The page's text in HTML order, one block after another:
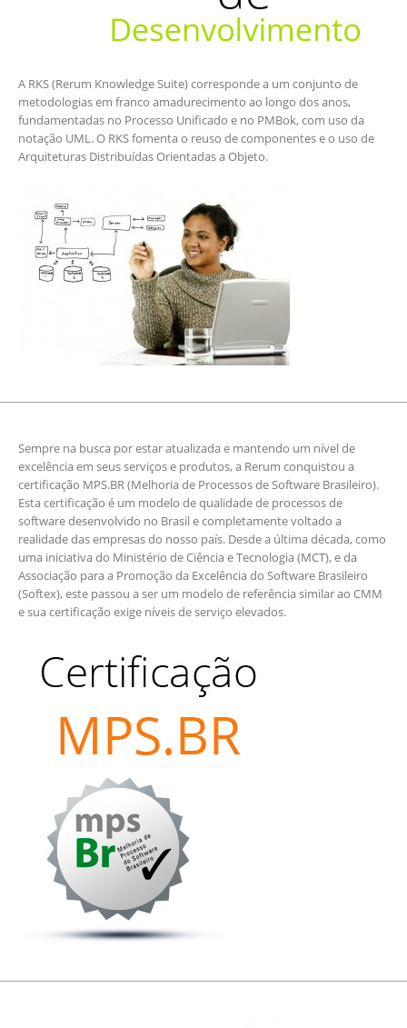
A RKS (Rerum Knowledge Suite) corresponde a um conjunto de
metodologias em franco amadurecimento ao longo dos anos,
fundamentadas no Processo Unificado e no PMBok, com uso da
notação UML. O RKS fomenta o reuso de componentes e o uso de
Arquiteturas Distribuídas Orientadas a Objeto.
Sempre na busca por estar atualizada e mantendo um nível de
excelência em seus serviços e produtos, a Rerum conquistou a
certificação MPS.BR (Melhoria de Processos de Software Brasileiro).
Esta certificação é um modelo de qualidade de processos de
software desenvolvido no Brasil e completamente voltado a
realidade das empresas do nosso país. Desde a última década, como
uma iniciativa do Ministério de Ciência e Tecnologia (MCT), e da
Associação para a Promoção da Excelência do Software Brasileiro
(Softex), este passou a ser um modelo de referência similar ao CMM
e sua certificação exige níveis de serviço elevados.